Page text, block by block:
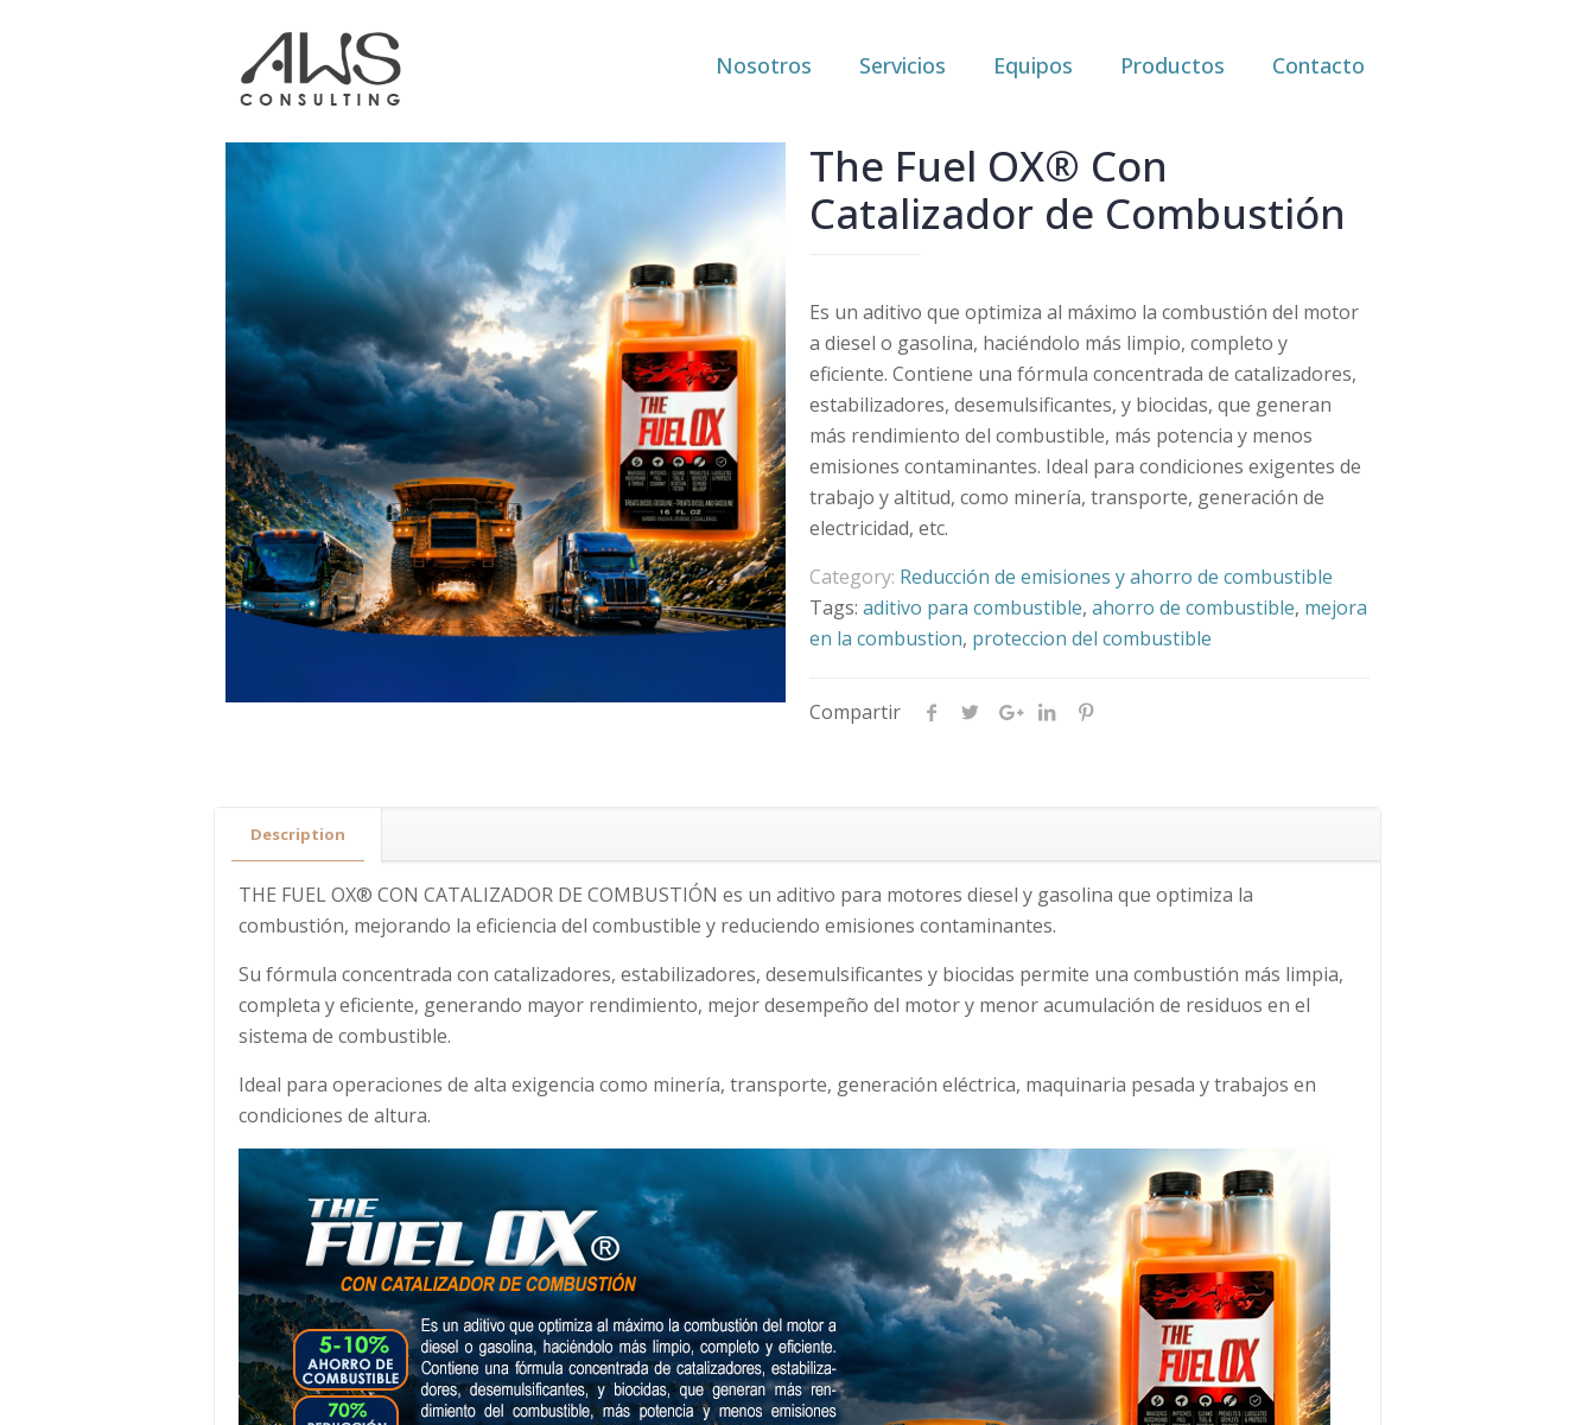
Nosotros Servicios Equipos Productos Contacto
The Fuel OX® Con
Catalizador de Combustión
Es un aditivo que optimiza al máximo la combustión del motor
a diesel o gasolina, haciéndolo más limpio, completo y
eficiente. Contiene una fórmula concentrada de catalizadores,
estabilizadores, desemulsificantes, y biocidas, que generan
más rendimiento del combustible, más potencia y menos
emisiones contaminantes. Ideal para condiciones exigentes de
trabajo y altitud, como minería, transporte, generación de
electricidad, etc.
Category: Reducción de emisiones y ahorro de combustible
Tags: aditivo para combustible, ahorro de combustible, mejora
en la combustion, proteccion del combustible
Compartir
Description
THE FUEL OX® CON CATALIZADOR DE COMBUSTIÓN es un aditivo para motores diesel y gasolina que optimiza la
combustión, mejorando la eficiencia del combustible y reduciendo emisiones contaminantes.
Su fórmula concentrada con catalizadores, estabilizadores, desemulsificantes y biocidas permite una combustión más limpia,
completa y eficiente, generando mayor rendimiento, mejor desempeño del motor y menor acumulación de residuos en el
sistema de combustible.
Ideal para operaciones de alta exigencia como minería, transporte, generación eléctrica, maquinaria pesada y trabajos en
condiciones de altura.